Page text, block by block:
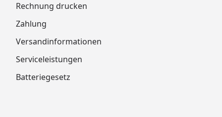
Rechnung drucken
Zahlung
Versandinformationen
Serviceleistungen
Batteriegesetz